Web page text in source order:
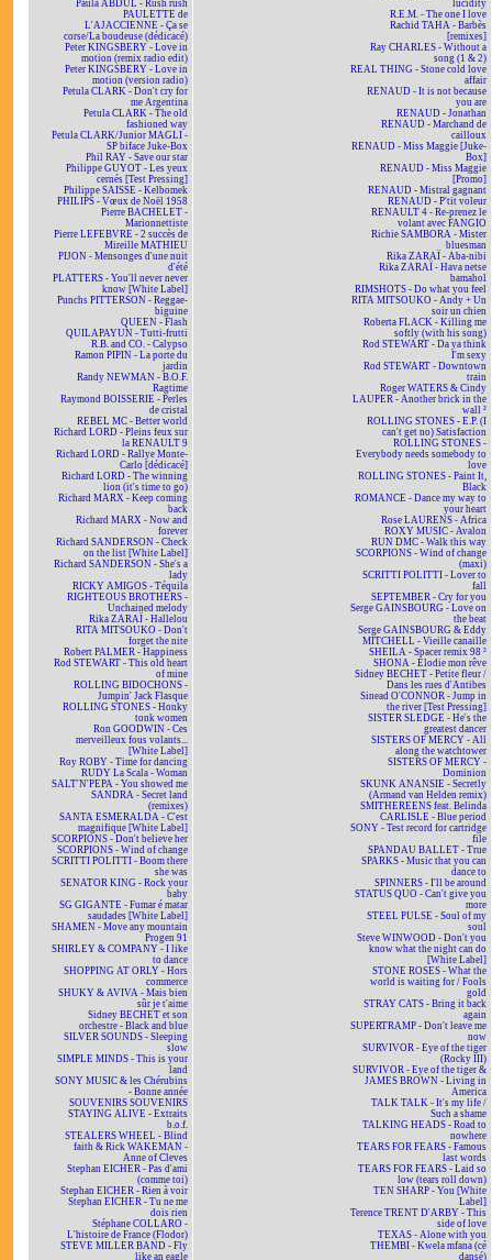
Paula ABDUL - Rush rush
PAULETTE de
L'AJACCIENNE - Ça se
corse/La boudeuse (dédicacé)
Peter KINGSBERY - Love in
motion (remix radio edit)
Peter KINGSBERY - Love in
motion (version radio)
Petula CLARK - Don't cry for
me Argentina
Petula CLARK - The old
fashioned way
Petula CLARK/Junior MAGLI -
SP biface Juke-Box
Phil RAY - Save our star
Philippe GUYOT - Les yeux
cernés [Test Pressing]
Philippe SAISSE - Kelbomek
PHILIPS - Vœux de Noël 1958
Pierre BACHELET -
Marionnettiste
Pierre LEFEBVRE - 2 succès de
Mireille MATHIEU
PIJON - Mensonges d'une nuit
d'été
PLATTERS - You'll never never
know [White Label]
Punchs PITTERSON - Reggae-
biguine
QUEEN - Flash
QUILAPAYUN - Tutti-frutti
R.B. and CO. - Calypso
Ramon PIPIN - La porte du
jardin
Randy NEWMAN - B.O.F.
Ragtime
Raymond BOISSERIE - Perles
de cristal
REBEL MC - Better world
Richard LORD - Pleins feux sur
la RENAULT 9
Richard LORD - Rallye Monte-
Carlo [dédicacé]
Richard LORD - The winning
lion (it's time to go)
Richard MARX - Keep coming
back
Richard MARX - Now and
forever
Richard SANDERSON - Check
on the list [White Label]
Richard SANDERSON - She's a
lady
RICKY AMIGOS - Téquila
RIGHTEOUS BROTHERS -
Unchained melody
Rika ZARAÏ - Hallelou
RITA MITSOUKO - Don't
forget the nite
Robert PALMER - Happiness
Rod STEWART - This old heart
of mine
ROLLING BIDOCHONS -
Jumpin' Jack Flasque
ROLLING STONES - Honky
tonk women
Ron GOODWIN - Ces
merveilleux fous volants...
[White Label]
Roy ROBY - Time for dancing
RUDY La Scala - Woman
SALT'N'PEPA - You showed me
SANDRA - Secret land
(remixes)
SANTA ESMERALDA - C'est
magnifique [White Label]
SCORPIONS - Don't believe her
SCORPIONS - Wind of change
SCRITTI POLITTI - Boom there
she was
SENATOR KING - Rock your
baby
SG GIGANTE - Fumar é matar
saudades [White Label]
SHAMEN - Move any mountain
Progen 91
SHIRLEY & COMPANY - I like
to dance
SHOPPING AT ORLY - Hors
commerce
SHUKY & AVIVA - Mais bien
sûr je t'aime
Sidney BECHET et son
orchestre - Black and blue
SILVER SOUNDS - Sleeping
slow
SIMPLE MINDS - This is your
land
SONY MUSIC & les Chérubins
- Bonne année
SOUVENIRS SOUVENIRS
STAYING ALIVE - Extraits
b.o.f.
STEALERS WHEEL - Blind
faith & Rick WAKEMAN -
Anne of Cleves
Stephan EICHER - Pas d'ami
(comme toi)
Stephan EICHER - Rien à voir
Stephan EICHER - Tu ne me
dois rien
Stéphane COLLARO -
L'histoire de France (Flodor)
STEVE MILLER BAND - Fly
like an eagle
lucidity
R.E.M. - The one I love
Rachid TAHA - Barbès
[remixes]
Ray CHARLES - Without a
song (1 & 2)
REAL THING - Stone cold love
affair
RENAUD - It is not because
you are
RENAUD - Jonathan
RENAUD - Marchand de
cailloux
RENAUD - Miss Maggie [Juke-
Box]
RENAUD - Miss Maggie
[Promo]
RENAUD - Mistral gagnant
RENAUD - P'tit voleur
RENAULT 4 - Re-prenez le
volant avec FANGIO
Richie SAMBORA - Mister
bluesman
Rika ZARAÏ - Aba-nibi
Rika ZARAÏ - Hava netse
bamahol
RIMSHOTS - Do what you feel
RITA MITSOUKO - Andy + Un
soir un chien
Roberta FLACK - Killing me
softly (with his song)
Rod STEWART - Da ya think
I'm sexy
Rod STEWART - Downtown
train
Roger WATERS & Cindy
LAUPER - Another brick in the
wall ²
ROLLING STONES - E.P. (I
can't get no) Satisfaction
ROLLING STONES -
Everybody needs somebody to
love
ROLLING STONES - Paint It,
Black
ROMANCE - Dance my way to
your heart
Rose LAURENS - Africa
ROXY MUSIC - Avalon
RUN DMC - Walk this way
SCORPIONS - Wind of change
(maxi)
SCRITTI POLITTI - Lover to
fall
SEPTEMBER - Cry for you
Serge GAINSBOURG - Love on
the beat
Serge GAINSBOURG & Eddy
MITCHELL - Vieille canaille
SHEILA - Spacer remix 98 ²
SHONA - Elodie mon rêve
Sidney BECHET - Petite fleur /
Dans les rues d'Antibes
Sinead O'CONNOR - Jump in
the river [Test Pressing]
SISTER SLEDGE - He's the
greatest dancer
SISTERS OF MERCY - All
along the watchtower
SISTERS OF MERCY -
Dominion
SKUNK ANANSIE - Secretly
(Armand van Helden remix)
SMITHEREENS feat. Belinda
CARLISLE - Blue period
SONY - Test record for cartridge
file
SPANDAU BALLET - True
SPARKS - Music that you can
dance to
SPINNERS - I'll be around
STATUS QUO - Can't give you
more
STEEL PULSE - Soul of my
soul
Steve WINWOOD - Don't you
know what the night can do
[White Label]
STONE ROSES - What the
world is waiting for / Fools
gold
STRAY CATS - Bring it back
again
SUPERTRAMP - Don't leave me
now
SURVIVOR - Eye of the tiger
(Rocky III)
SURVIVOR - Eye of the tiger &
JAMES BROWN - Living in
America
TALK TALK - It's my life /
Such a shame
TALKING HEADS - Road to
nowhere
TEARS FOR FEARS - Famous
last words
TEARS FOR FEARS - Laid so
low (tears roll down)
TEN SHARP - You [White
Label]
Terence TRENT D'ARBY - This
side of love
TEXAS - Alone with you
THEMBI - Kwela mfana (cé
dansé)